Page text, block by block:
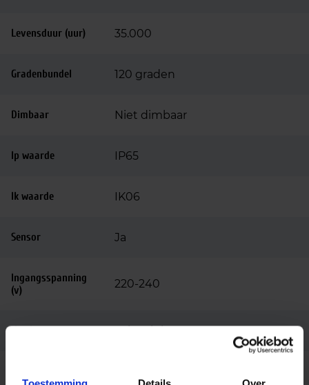
Levensduur (uur) 35.000
Gradenbundel 120 graden
Dimbaar Niet dimbaar
Ip waarde IP65
Ik waarde IK06
Sensor Ja
Ingangsspanning
(v)
220-240
Voeding Driver inbegrepen